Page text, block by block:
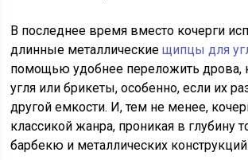
В последнее время вместо кочерги
длинные металлические щипцы для
помощью удобнее переложить дрова,
угля или брикеты, особенно, если их
другой емкости. И, тем не менее,
классикой жанра, проникая в глубину
барбекю и металлических конструкций.